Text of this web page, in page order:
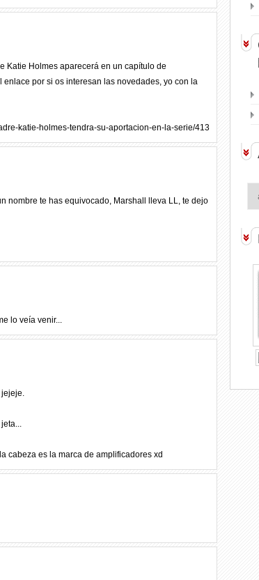
Katie Holmes aparecerá en un capítulo de
por si os interesan las novedades, yo con la
katie-holmes-tendra-su-aportacion-en-la-serie/413
nombre te has equivocado, Marshall lleva LL, te dejo
lo veía venir...
jejeje.
cabeza es la marca de amplificadores xd